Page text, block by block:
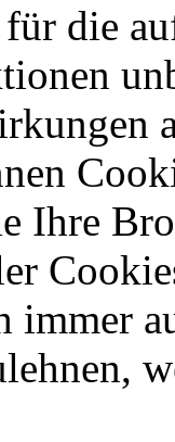
die
Ihre
immer